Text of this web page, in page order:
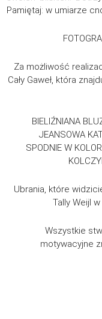
Pamiętaj: w umiarze
Za możliwość
Cały Gaweł, która
BIELIŹNIANA
JEANSOWA
SPODNIE W
Ubrania, które
Tally Weijl
Wszystkie
motywacyjne